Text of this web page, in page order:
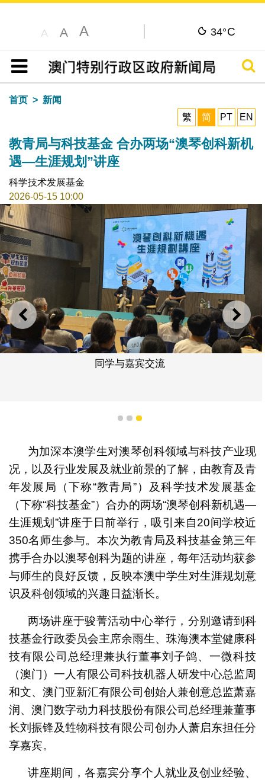
A A A 34°C
目录
搜寻
首页
新闻
繁
简 PT EN
教青局与科技基金 合办两场“澳琴创科新机
遇—生涯规划”讲座
科学技术发展基金
2026-05-15 10:00
上一则 下一
同学与嘉宾交流
1 2 3
为加深本澳学生对澳琴创科领域与科技产业现
况，以及行业发展及就业前景的了解，由教育及青
年发展局（下称“教青局”）及科学技术发展基金
（下称“科技基金”）合办的两场“澳琴创科新机遇—
生涯规划”讲座于日前举行，吸引来自20间学校近
350名师生参与。本次为教青局及科技基金第三年
携手合办以澳琴创科为题的讲座，每年活动均获参
与师生的良好反馈，反映本澳中学生对生涯规划意
识及科创领域的兴趣日益渐长。
两场讲座于骏菁活动中心举行，分别邀请到科
技基金行政委员会主席余雨生、珠海澳本堂健康科
技有限公司总经理兼执行董事刘子鸽、一微科技
（澳门）一人有限公司科技机器人研发中心总监周
和文、澳门亚新汇有限公司创始人兼创意总监萧嘉
润、澳门数字动力科技股份有限公司总经理兼董事
长刘振锋及甡物科技有限公司创办人萧启东担任分
享嘉宾。
讲座期间，各嘉宾分享个人就业及创业经验、